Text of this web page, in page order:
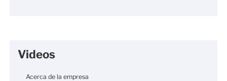
Videos
Acerca de la empresa